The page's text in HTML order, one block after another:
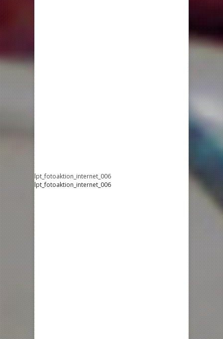
lpt_fotoaktion_internet_006
lpt_fotoaktion_internet_006